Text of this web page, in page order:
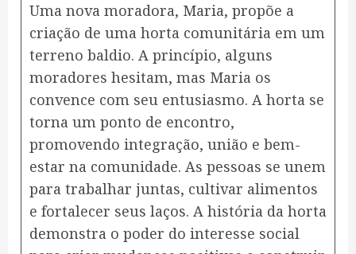
Uma nova moradora, Maria, propõe a
criação de uma horta comunitária em um
terreno baldio. A princípio, alguns
moradores hesitam, mas Maria os
convence com seu entusiasmo. A horta se
torna um ponto de encontro,
promovendo integração, união e bem-
estar na comunidade. As pessoas se unem
para trabalhar juntas, cultivar alimentos
e fortalecer seus laços. A história da horta
demonstra o poder do interesse social